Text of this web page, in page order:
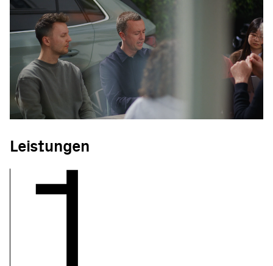
Leistungen